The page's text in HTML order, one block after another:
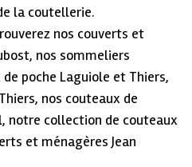
la coutellerie.
nos couverts et
nos sommeliers
poche Laguiole et Thiers,
nos couteaux de
notre collection de couteaux
et ménagères Jean